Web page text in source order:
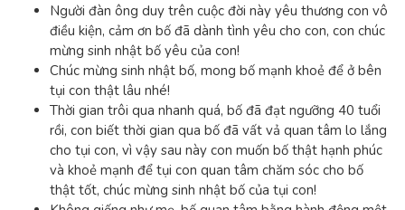
Người đàn ông duy trên cuộc đời này yêu thương con vô
điều kiện, cảm ơn bố đã dành tình yêu cho con, con chúc
mừng sinh nhật bố yêu của con!
Chúc mừng sinh nhật bố, mong bố mạnh khoẻ để ở bên
tụi con thật lâu nhé!
Thời gian trôi qua nhanh quá, bố đã đạt ngưỡng 40 tuổi
rồi, con biết thời gian qua bố đã vất vả quan tâm lo lắng
cho tụi con, vì vậy sau này con muốn bố thật hạnh phúc
và khoẻ mạnh để tụi con quan tâm chăm sóc cho bố
thật tốt, chúc mừng sinh nhật bố của tụi con!